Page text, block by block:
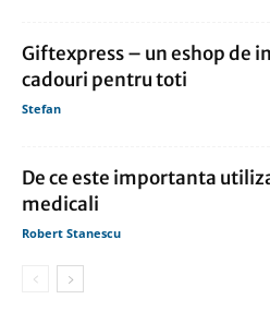
Giftexpress – un eshop de
cadouri pentru toti
Stefan
De ce este importanta
medicali
Robert Stanescu